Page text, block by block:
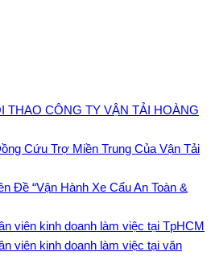
THAO CÔNG TY VẬN TẢI HOÀNG
Cứu Trợ Miền Trung Của Vận Tải
Đề “Vận Hành Xe Cẩu An Toàn &
viên kinh doanh làm việc tại TpHCM
viên kinh doanh làm việc tại văn